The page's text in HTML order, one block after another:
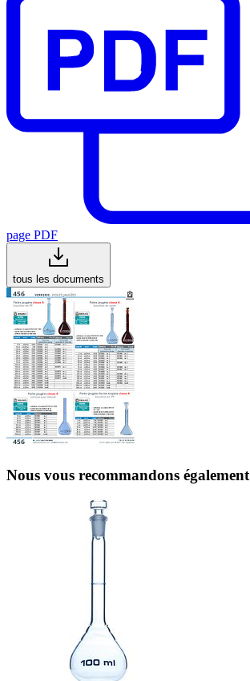
page PDF
tous les documents
Nous vous recommandons également